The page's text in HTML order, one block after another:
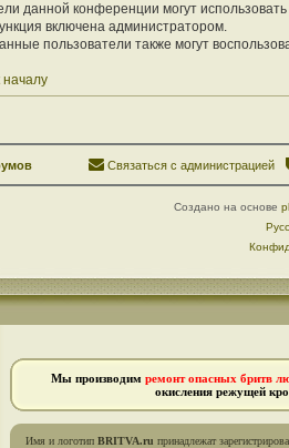
данной конференции могут
включена администратором.
пользователи также могут
началу
Связаться с администрацией
Создано на основе
Мы производим ремонт опасных бритв
окисления режущей
Имя и логотип BRITVA.ru принадлежат